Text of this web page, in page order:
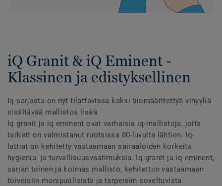
iQ Granit & iQ Eminent -
Klassinen ja edistyksellinen
Iq-sarjasta on nyt tilattavissa kaksi biomääritettyä vinyyliä
sisältävää mallistoa lisää.
Iq granit ja iq eminent ovat varhaisia iq-mallistoja, joita
tarkett on valmistanut ruotsissa 80-luvulta lähtien. Iq-
lattiat on kehitetty vastaamaan sairaaloiden korkeita
hygienia- ja turvallisuusvaatimuksia. Iq granit ja iq eminent,
sarjan toinen ja kolmas mallisto, kehitettiin vastaamaan
toiveisiin monipuolisista ja tarpeisiin soveltuvista